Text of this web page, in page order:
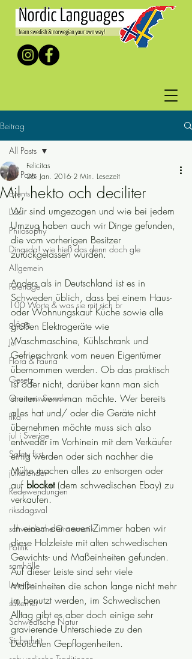
Beitrag
All Posts
Events
Lists
Philosophy
Dingsda! wie hieß das denn doch gle
Allgemein
Feiertage
100 Worte & was sie mit sich br
glögg
Jul
Flora & Fauna
Gesetz
Grammis Sweden
fika
jul i Sverige
Safety first
julkalender
Redewendungen
riksdagsval
schwedische Grammatik
Politik
samhälle
Lerntips
säkerhet
Schwedische Natur
Sicherheit
All Posts
Mil, hekto och deciliter
Felicitas
26. Jan. 2016 2 Min. Lesezeit
Wir sind umgezogen und wie bei jedem
Umzug haben auch wir Dinge gefunden,
die vom vorherigen Besitzer
zurückgelassen wurden.
Anders als in Deutschland ist es in
Schweden üblich, dass bei einem Haus-
oder Wohnungskauf Küche sowie alle
großen Elektrogeräte wie
Waschmaschine, Kühlschrank und
Gefrierschrank vom neuen Eigentümer
übernommen werden. Ob das praktisch
ist oder nicht, darüber kann man sich
streiten wenn man möchte. Wer bereits
alles hat und/ oder die Geräte nicht
übernehmen möchte muss sich also
entweder im Vorhinein mit dem Verkäufer
einig werden oder sich nachher die
Mühe machen alles zu entsorgen oder
auf blocket (dem schwedischen Ebay) zu
verkaufen.
In einem der neuen Zimmer haben wir
diese Holzleiste mit alten schwedischen
Gewichts- und Maßeinheiten gefunden.
Auf dieser Leiste sind sehr viele
Maßeinheiten die schon lange nicht mehr
im benutzt werden, im Schwedischen
Alltag gibt es aber doch einige sehr
gravierende Unterschiede zu den
Deutschen Gepflogenheiten.